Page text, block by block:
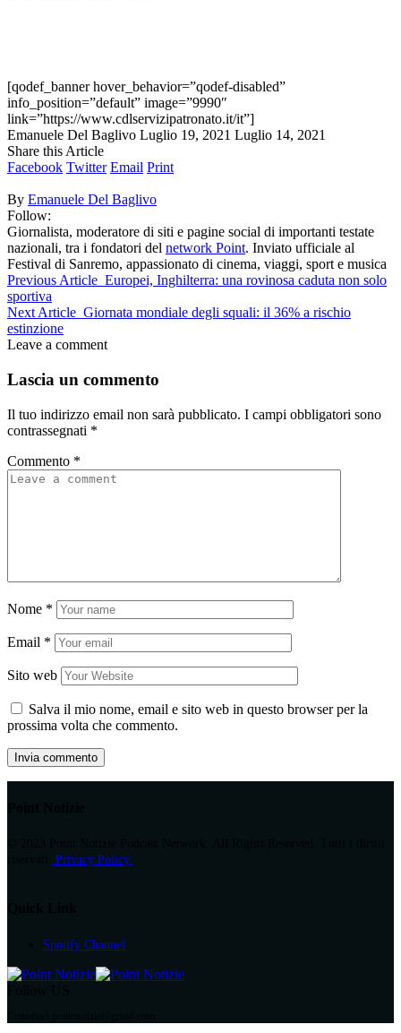
[qodef_banner hover_behavior=”qodef-disabled”
info_position=”default” image=”9990″
link=”https://www.cdlservizipatronato.it/it”]
Emanuele Del Baglivo Luglio 19, 2021 Luglio 14, 2021
Share this Article
Facebook Twitter Email Print
By Emanuele Del Baglivo
Follow:
Giornalista, moderatore di siti e pagine social di importanti testate
nazionali, tra i fondatori del network Point. Inviato ufficiale al
Festival di Sanremo, appassionato di cinema, viaggi, sport e musica
Previous Article Europei, Inghilterra: una rovinosa caduta non solo
sportiva
Next Article Giornata mondiale degli squali: il 36% a rischio
estinzione
Leave a comment
Lascia un commento
Il tuo indirizzo email non sarà pubblicato. I campi obbligatori sono
contrassegnati *
Commento *
Nome *
Email *
Sito web
Salva il mio nome, email e sito web in questo browser per la
prossima volta che commento.
Privacy Policy.
Spotify Channel